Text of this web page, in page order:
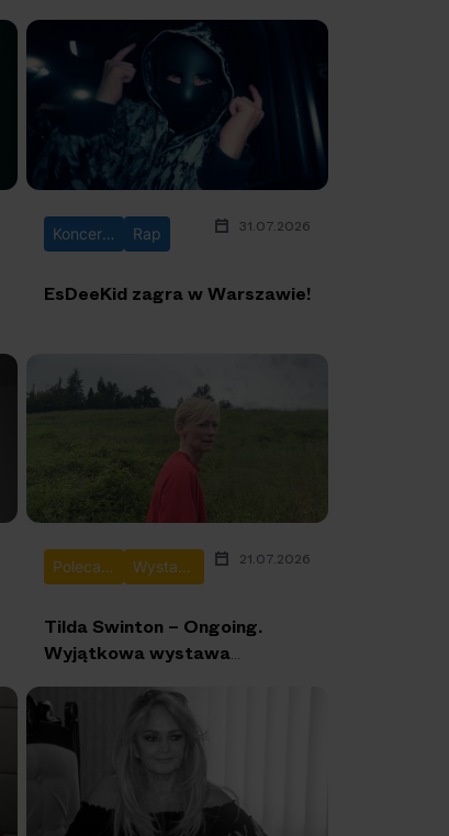
Koncerty Rap 31.07.2026
EsDeeKid zagra w Warszawie!
Polecane Wystawy 21.07.2026
Tilda Swinton – Ongoing.
Wyjątkowa wystawa
najważniejszych postaci
współczesnej kultury po raz
pierwszy w Polsce